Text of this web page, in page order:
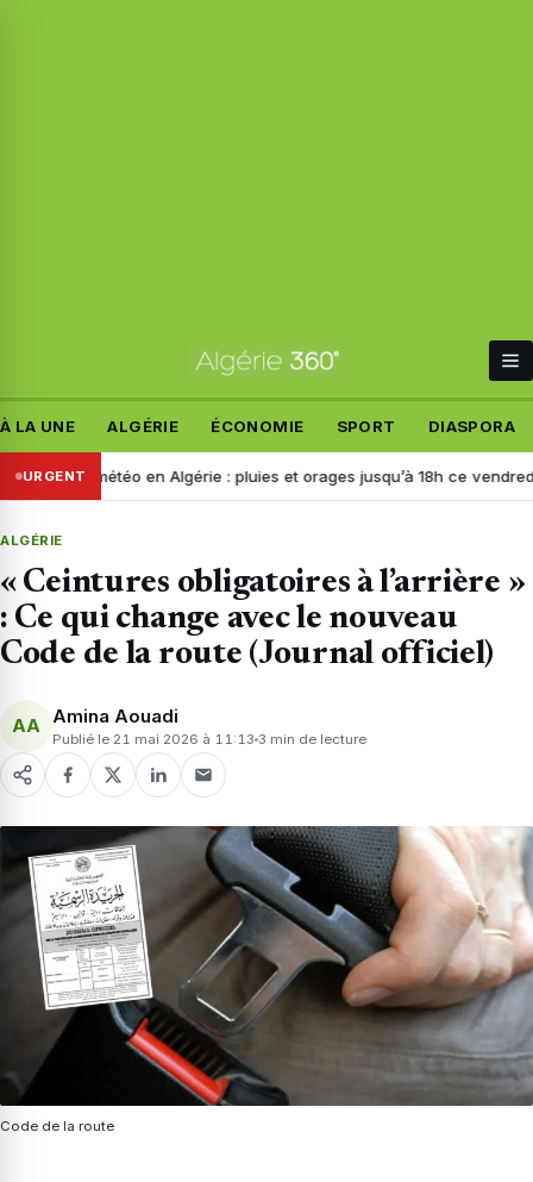
À LA UNE ALGÉRIE ÉCONOMIE SPORT DIASPORA
URGENT
météo en Algérie : pluies et orages jusqu’à 18h ce vendredi,
ALGÉRIE
« Ceintures obligatoires à l’arrière »
: Ce qui change avec le nouveau
Code de la route (Journal officiel)
AA Amina Aouadi
Publié le 21 mai 2026 à 11:13 3 min de lecture
Code de la route